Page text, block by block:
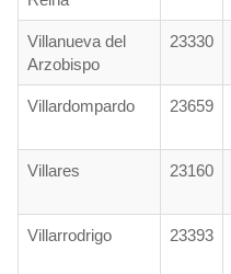
Villanueva del
Arzobispo
23330
Villardompardo 23659
Villares 23160
Villarrodrigo 23393